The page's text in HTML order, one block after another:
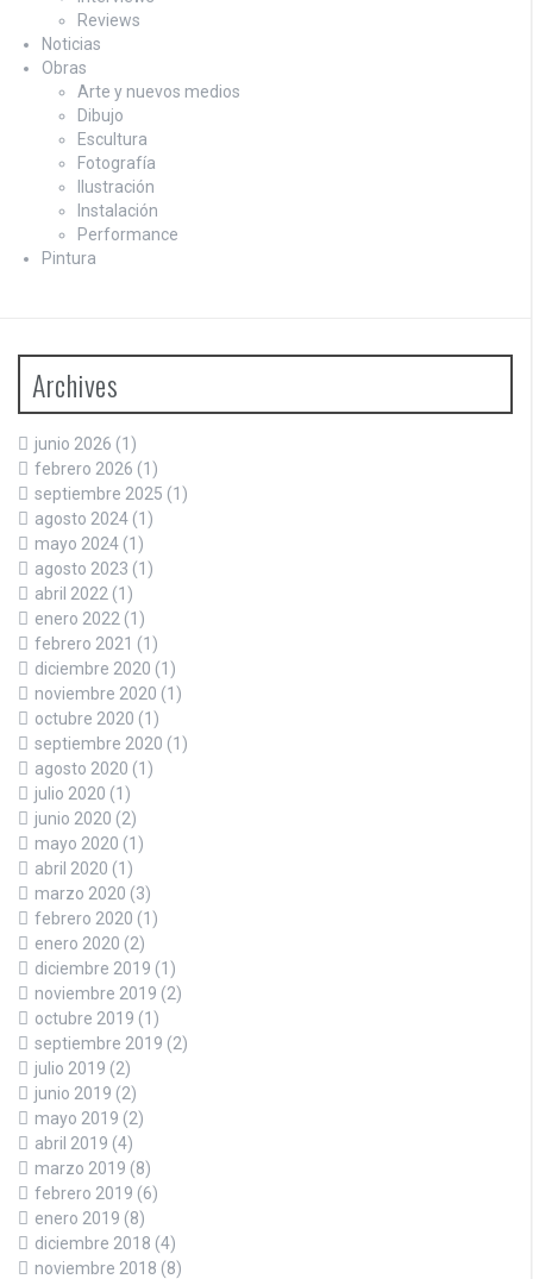
Reviews
Noticias
Obras
Arte y nuevos medios
Dibujo
Escultura
Fotografía
Ilustración
Instalación
Performance
Pintura
Archives
junio 2026 (1)
febrero 2026 (1)
septiembre 2025 (1)
agosto 2024 (1)
mayo 2024 (1)
agosto 2023 (1)
abril 2022 (1)
enero 2022 (1)
febrero 2021 (1)
diciembre 2020 (1)
noviembre 2020 (1)
octubre 2020 (1)
septiembre 2020 (1)
agosto 2020 (1)
julio 2020 (1)
junio 2020 (2)
mayo 2020 (1)
abril 2020 (1)
marzo 2020 (3)
febrero 2020 (1)
enero 2020 (2)
diciembre 2019 (1)
noviembre 2019 (2)
octubre 2019 (1)
septiembre 2019 (2)
julio 2019 (2)
junio 2019 (2)
mayo 2019 (2)
abril 2019 (4)
marzo 2019 (8)
febrero 2019 (6)
enero 2019 (8)
diciembre 2018 (4)
noviembre 2018 (8)